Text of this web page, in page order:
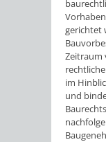
gerichtet
Zeitraum
im
und